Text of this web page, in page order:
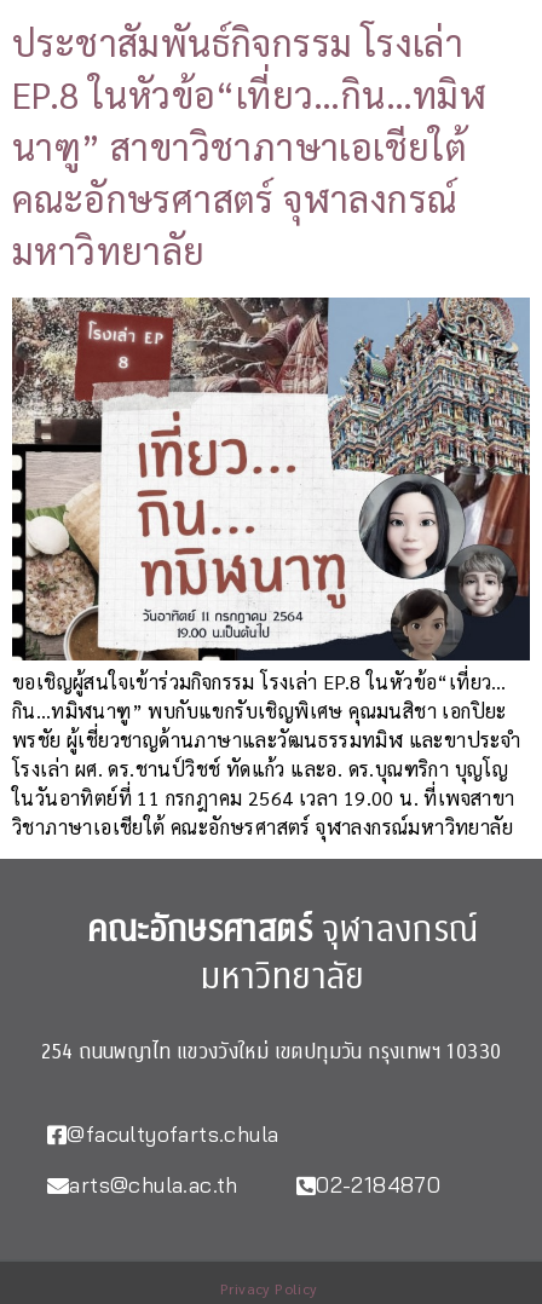
ประชาสัมพันธ์กิจกรรม โรงเล่า
EP.8 ในหัวข้อ“เที่ยว…กิน…ทมิฬ
นาฑู” สาขาวิชาภาษาเอเชียใต้
คณะอักษรศาสตร์ จุฬาลงกรณ์
มหาวิทยาลัย
ขอเชิญผู้สนใจเข้าร่วมกิจกรรม โรงเล่า EP.8 ในหัวข้อ“เที่ยว…
กิน…ทมิฬนาฑู” พบกับแขกรับเชิญพิเศษ คุณมนสิชา เอกปิยะ
พรชัย ผู้เชี่ยวชาญด้านภาษาและวัฒนธรรมทมิฬ และขาประจำ
โรงเล่า ผศ. ดร.ชานป์วิชช์ ทัดแก้ว และอ. ดร.บุณฑริกา บุญโญ
ในวันอาทิตย์ที่ 11 กรกฎาคม 2564 เวลา 19.00 น. ที่เพจสาขา
วิชาภาษาเอเชียใต้ คณะอักษรศาสตร์ จุฬาลงกรณ์มหาวิทยาลัย
คณะอักษรศาสตร์จุฬาลงกรณ์
มหาวิทยาลัย
254 ถนนพญาไท แขวงวังใหม่ เขตปทุมวัน กรุงเทพฯ 10330
@facultyofarts.chula
arts@chula.ac.th
02-2184870
Privacy Policy